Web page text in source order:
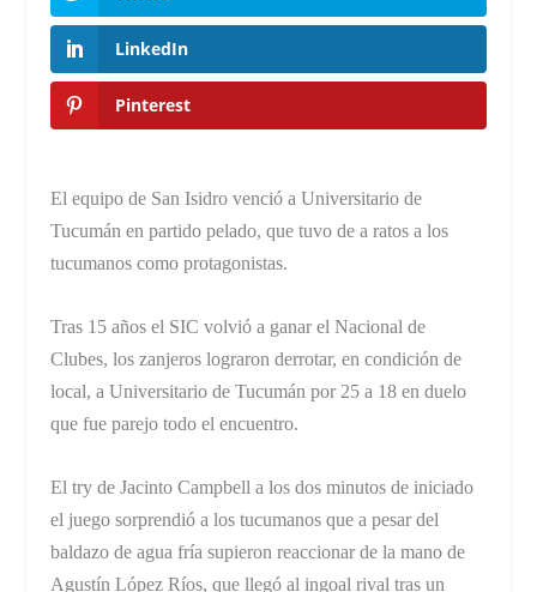
LinkedIn
Pinterest
El equipo de San Isidro venció a Universitario de
Tucumán en partido pelado, que tuvo de a ratos a los
tucumanos como protagonistas.
Tras 15 años el SIC volvió a ganar el Nacional de
Clubes, los zanjeros lograron derrotar, en condición de
local, a Universitario de Tucumán por 25 a 18 en duelo
que fue parejo todo el encuentro.
El try de Jacinto Campbell a los dos minutos de iniciado
el juego sorprendió a los tucumanos que a pesar del
baldazo de agua fría supieron reaccionar de la mano de
Agustín López Ríos, que llegó al ingoal rival tras un